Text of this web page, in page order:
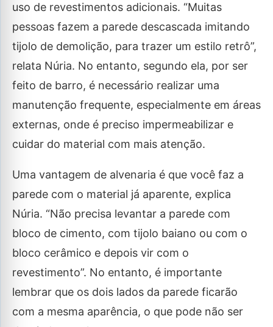
uso de revestimentos adicionais. “Muitas
pessoas fazem a parede descascada imitando
tijolo de demolição, para trazer um estilo retrô”,
relata Núria. No entanto, segundo ela, por ser
feito de barro, é necessário realizar uma
manutenção frequente, especialmente em áreas
externas, onde é preciso impermeabilizar e
cuidar do material com mais atenção.
Uma vantagem de alvenaria é que você faz a
parede com o material já aparente, explica
Núria. “Não precisa levantar a parede com
bloco de cimento, com tijolo baiano ou com o
bloco cerâmico e depois vir com o
revestimento”. No entanto, é importante
lembrar que os dois lados da parede ficarão
com a mesma aparência, o que pode não ser